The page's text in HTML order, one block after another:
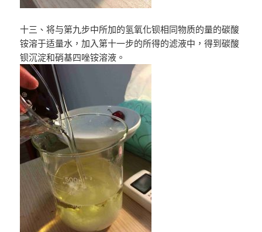
十三、将与第九步中所加的氢氧化钡相同物质的量的碳酸
铵溶于适量水，加入第十一步的所得的滤液中，得到碳酸
钡沉淀和硝基四唑铵溶液。